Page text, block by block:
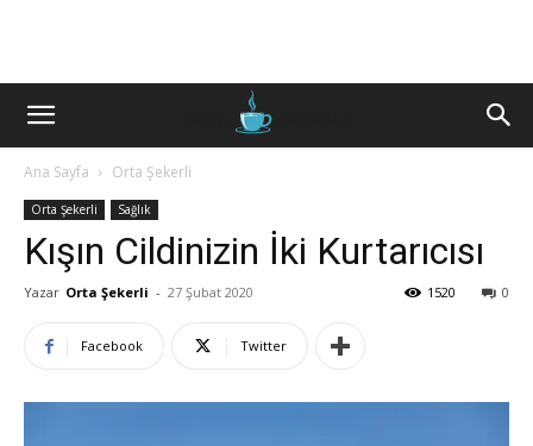
Ana Sayfa Orta Şekerli
Orta Şekerli Sağlık
Kışın Cildinizin İki Kurtarıcısı
Yazar Orta Şekerli - 27 Şubat 2020 0
1520
Facebook Twitter